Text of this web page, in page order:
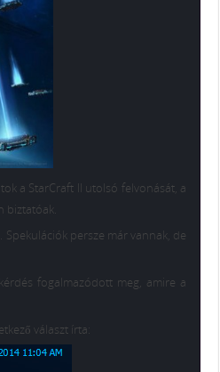
a StarCraft II utolsó felvonását, a
biztatóak.
persze már vannak, de
fogalmazódott meg, amire a
választ írta: